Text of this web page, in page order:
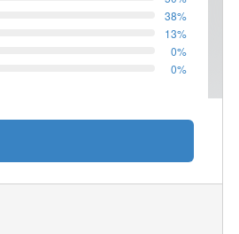
38%
13%
0%
0%